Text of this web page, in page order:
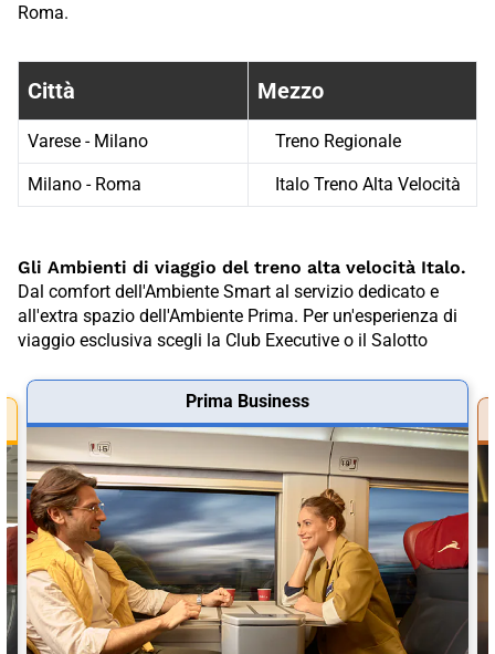
Roma.
Città Mezzo
Varese - Milano Treno Regionale
Milano - Roma Italo Treno Alta Velocità
Gli Ambienti di viaggio del treno alta velocità Italo.
Dal comfort dell'Ambiente Smart al servizio dedicato e
all'extra spazio dell'Ambiente Prima. Per un'esperienza di
viaggio esclusiva scegli la Club Executive o il Salotto
Prima Business